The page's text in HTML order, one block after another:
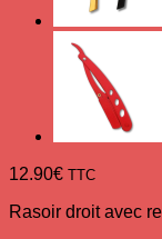
12.90€ TTC
Rasoir droit avec